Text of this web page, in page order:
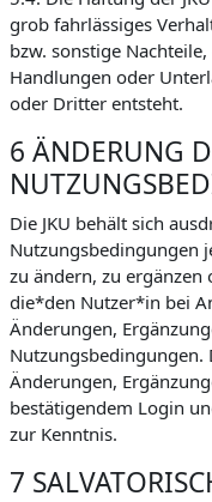
grob fahrlässiges
bzw. sonstige
Handlungen oder
oder Dritter entsteht.
6 ÄNDERUNG
Die JKU behält sich
Nutzungsbedingungen
zu ändern, zu ergänzen
die*den Nutzer*in bei
Änderungen,
Änderungen,
bestätigendem Login
zur Kenntnis.
7